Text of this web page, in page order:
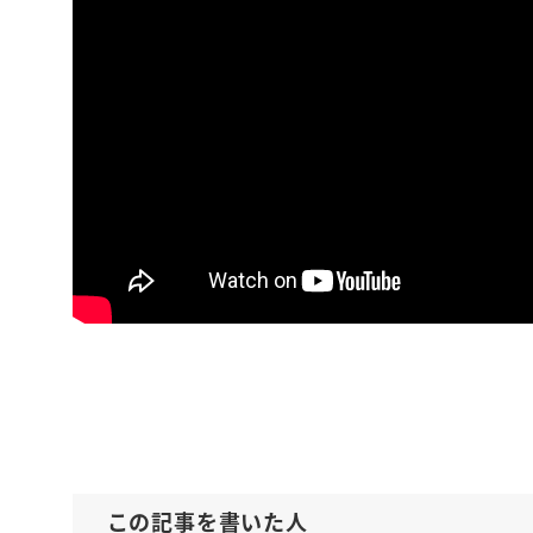
この記事を書いた人